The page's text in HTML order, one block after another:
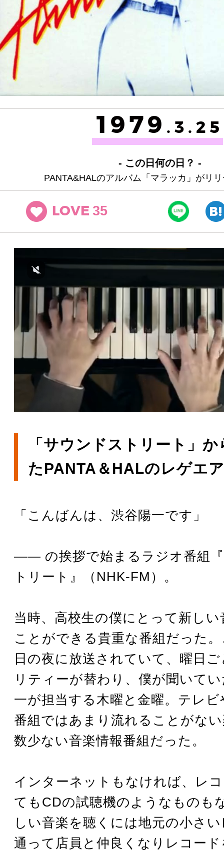
1979 .3.25
- この日何の日？ -
PANTA&HALのアルバム「マラッカ」がリ
LOVE 35
「サウンドストリート」
たPANTA＆HALのレゲエ
「こんばんは、渋谷陽一です」
―― の挨拶で始まるラジオ番組
トリート』（NHK-FM）。
当時、高校生の僕にとって新し
ことができる貴重な番組だった
日の夜に放送されていて、曜日
リティーが替わり、僕が聞いて
一が担当する木曜と金曜。テレ
番組ではあまり流れることがな
数少ない音楽情報番組だった。
インターネットもなければ、レ
てもCDの試聴機のようなものも
しい音楽を聴くには地元の小さ
通って店員と仲良くなりレコー